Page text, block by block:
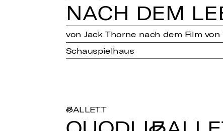
NACH DEM
von Jack Thorne nach dem Film
Schauspielhaus
BALLETT